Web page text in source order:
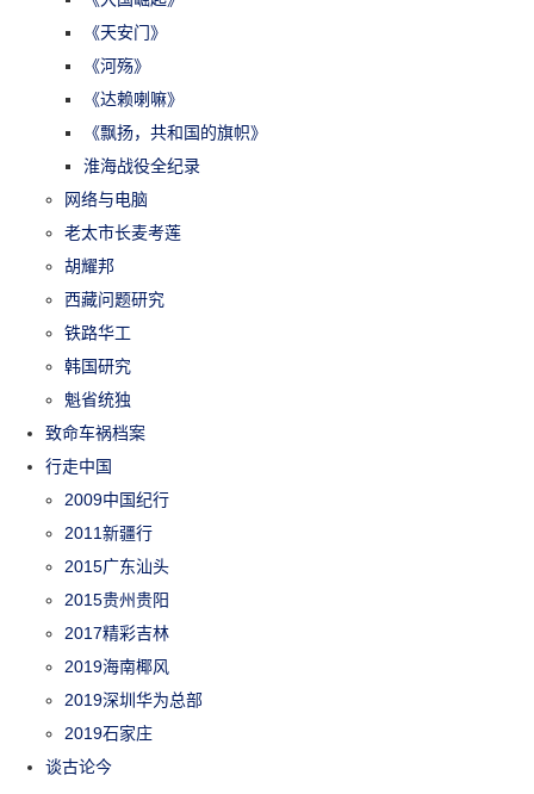
《天安门》
《河殇》
《达赖喇嘛》
《飘扬，共和国的旗帜》
淮海战役全纪录
网络与电脑
老太市长麦考莲
胡耀邦
西藏问题研究
铁路华工
韩国研究
魁省统独
致命车祸档案
行走中国
2009中国纪行
2011新疆行
2015广东汕头
2015贵州贵阳
2017精彩吉林
2019海南椰风
2019深圳华为总部
2019石家庄
谈古论今